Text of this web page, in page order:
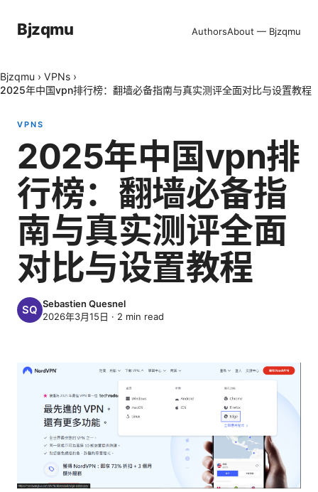
Bjzqmu AuthorsAbout — Bjzqmu
Bjzqmu › VPNs ›
2025年中国vpn排行榜：翻墙必备指南与真实测评全面对比与设置教程
VPNS
2025年中国vpn排
行榜：翻墙必备指
南与真实测评全面
对比与设置教程
Sebastien Quesnel
2026年3月15日 · 2 min read